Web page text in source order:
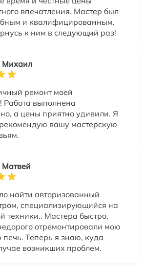
впечатления. Мастер был
и квалифицированным.
к ним в следующий раз!
Михаил
ремонт моей
Работа выполнена
а цены приятно удивили. Я
вашу мастерскую
Матвей
найти авторизованный
специализирующийся на
техники.. Мастера быстро,
отремонтировали мою
Теперь я знаю, куда
возникших проблем.